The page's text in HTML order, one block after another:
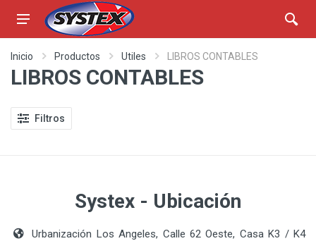
Inicio Productos Utiles LIBROS CONTABLES
LIBROS CONTABLES
Filtros
Systex - Ubicación
Urbanización Los Angeles, Calle 62 Oeste, Casa K3 / K4